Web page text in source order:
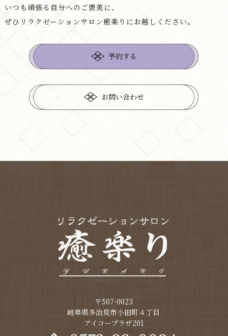
いつも頑張る自分へのご褒美に、
ぜひリラクゼーションサロン癒楽りにお越しください。
予約する
お問い合わせ
〒507-0023
​​​​​​​岐阜県多治見市小田町４丁目
アイコープラザ201